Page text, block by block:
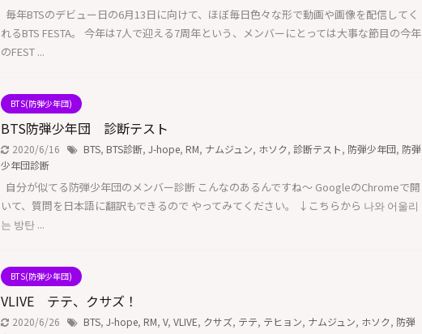
毎年BTSのデビュー日の6月13日に向けて、ほぼ毎日色々な形で動画や画像を配信してく
れるBTS FESTA。 今年は7人で迎える7周年という、メンバーにとっては大事な節目の今年
のFEST ...
BTS(防弾少年団)
BTS防弾少年団 診断テスト
2020/6/16 BTS, BTS診断, J-hope, RM, ナムジュン, ホソク, 診断テスト, 防弾少年団, 防弾
少年団診断
自分が似てる防弾少年団のメンバー診断 こんなのあるんですね～ GoogleのChromeで開
いて、質問を日本語に翻訳もできるので やってみてください。 ↓こちらから 나와 어울리
는 방탄 ...
BTS(防弾少年団)
VLIVE テテ、クサズ！
2020/6/26 BTS, J-hope, RM, V, VLIVE, クサズ, テテ, テヒョン, ナムジュン, ホソク, 防弾